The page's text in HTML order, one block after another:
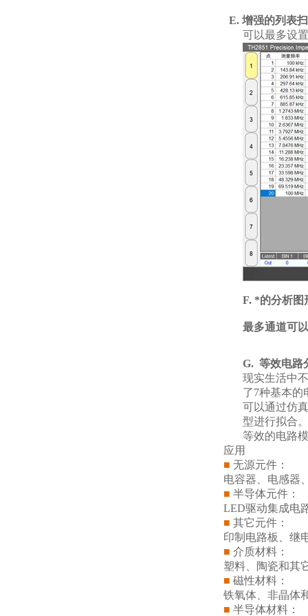
E. 增强的列表
可以最多设
F. *的分析图
最多通道可
G. 等效电路
现实生活中
了7种基本的
可以通过仿
型进行拟合。
等效的电路
应用
■ 无源元件：
电容器、电感器
■ 半导体元件：
LED驱动集成电
■ 其它元件：
印制电路板、继
■ 介质材料：
塑料、陶瓷和其
■ 磁性材料：
铁氧体、非晶体
■ 半导体材料：